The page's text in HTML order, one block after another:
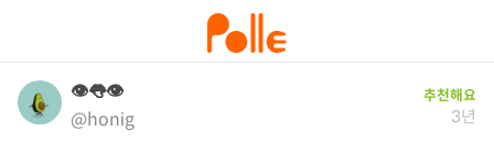
👁👅👁
@honig
추천해요
3년